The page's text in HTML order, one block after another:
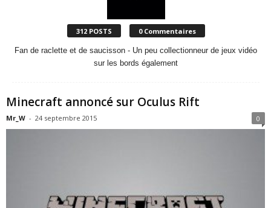
312 POSTS 0 Commentaires
Fan de raclette et de saucisson - Un peu collectionneur de jeux vidéo
sur les bords également
Minecraft annoncé sur Oculus Rift
Mr_W - 24 septembre 2015 0